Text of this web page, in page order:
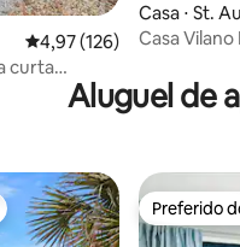
4,97 de uma avaliação
4,97 (126)
curta
Casa ⋅ St.
Casa
Aluguel de
dos hóspedes Preferido
Preferido